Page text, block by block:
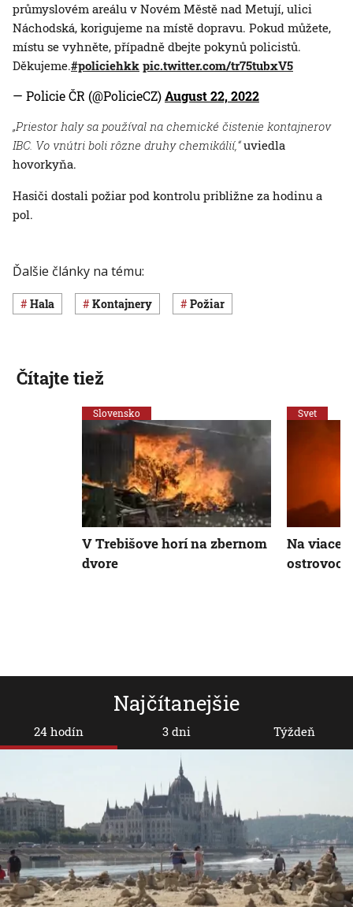
průmyslovém areálu v Novém Městě nad Metují, ulici
Náchodská, korigujeme na místě dopravu. Pokud můžete,
místu se vyhněte, případně dbejte pokynů policistů.
Děkujeme.#policiehkk pic.twitter.com/tr75tubxV5
— Policie ČR (@PolicieCZ)August 22, 2022
„Priestor haly sa používal na chemické čistenie kontajnerov
IBC. Vo vnútri boli rôzne druhy chemikálií,“uviedla
hovorkyňa.
Hasiči dostali požiar pod kontrolu približne za hodinu a
pol.
Ďalšie články na tému:
hala kontajnery požiar
Najčítanejšie
24 hodín 3 dni Týždeň
Čítajte tiež
Slovensko
V Trebišove horí na zbernom
dvore
Svet
Na